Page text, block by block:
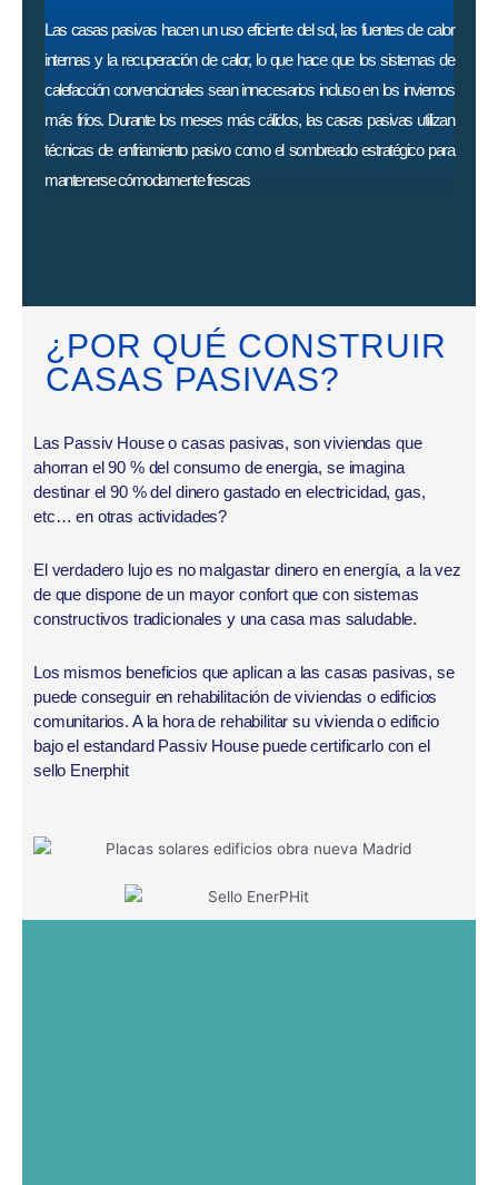
Las casas pasivas hacen un uso eficiente del sol, las fuentes de calor
internas y la recuperación de calor, lo que hace que los sistemas de
calefacción convencionales sean innecesarios incluso en los inviernos
más fríos. Durante los meses más cálidos, las casas pasivas utilizan
técnicas de enfriamiento pasivo como el sombreado estratégico para
mantenerse cómodamente frescas
¿POR QUÉ CONSTRUIR
CASAS PASIVAS?
Las Passiv House o casas pasivas, son viviendas que
ahorran el 90 % del consumo de energia, se imagina
destinar el 90 % del dinero gastado en electricidad, gas,
etc… en otras actividades?
El verdadero lujo es no malgastar dinero en energía, a la vez
de que dispone de un mayor confort que con sistemas
constructivos tradicionales y una casa mas saludable.
Los mismos beneficios que aplican a las casas pasivas, se
puede conseguir en rehabilitación de viviendas o edificios
comunitarios. A la hora de rehabilitar su vivienda o edificio
bajo el estandard Passiv House puede certificarlo con el
sello Enerphit